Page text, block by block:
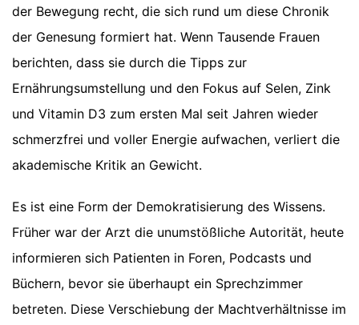
der Bewegung recht, die sich rund um diese Chronik
der Genesung formiert hat. Wenn Tausende Frauen
berichten, dass sie durch die Tipps zur
Ernährungsumstellung und den Fokus auf Selen, Zink
und Vitamin D3 zum ersten Mal seit Jahren wieder
schmerzfrei und voller Energie aufwachen, verliert die
akademische Kritik an Gewicht.
Es ist eine Form der Demokratisierung des Wissens.
Früher war der Arzt die unumstößliche Autorität, heute
informieren sich Patienten in Foren, Podcasts und
Büchern, bevor sie überhaupt ein Sprechzimmer
betreten. Diese Verschiebung der Machtverhältnisse im